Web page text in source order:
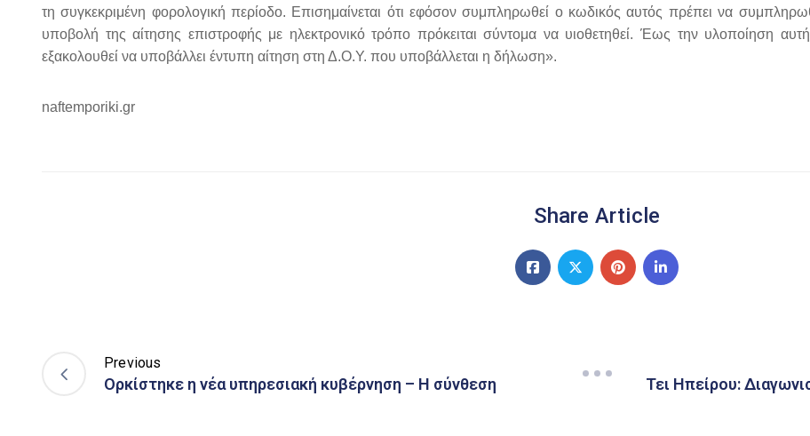
τη συγκεκριμένη φορολογική περίοδο. Επισημαίνεται ότι εφόσον συμπληρωθεί ο κωδικός αυτός πρέπει να
υποβολή της αίτησης επιστροφής με ηλεκτρονικό τρόπο πρόκειται σύντομα να υιοθετηθεί. Έως την υλοποίηση
εξακολουθεί να υποβάλλει έντυπη αίτηση στη Δ.Ο.Υ. που υποβάλλεται η δήλωση».
naftemporiki.gr
Share Article
Previous
Ορκίστηκε η νέα υπηρεσιακή κυβέρνηση – Η σύνθεση Τει Ηπείρου: